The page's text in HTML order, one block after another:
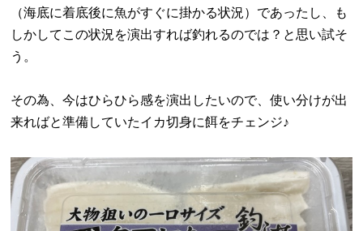
（海底に着底後に魚がすぐに掛かる状況）であったし、も
しかしてこの状況を演出すれば釣れるのでは？と思い試そ
う。
その為、今はひらひら感を演出したいので、使い分けが出
来ればと準備していたイカ切身に餌をチェンジ♪